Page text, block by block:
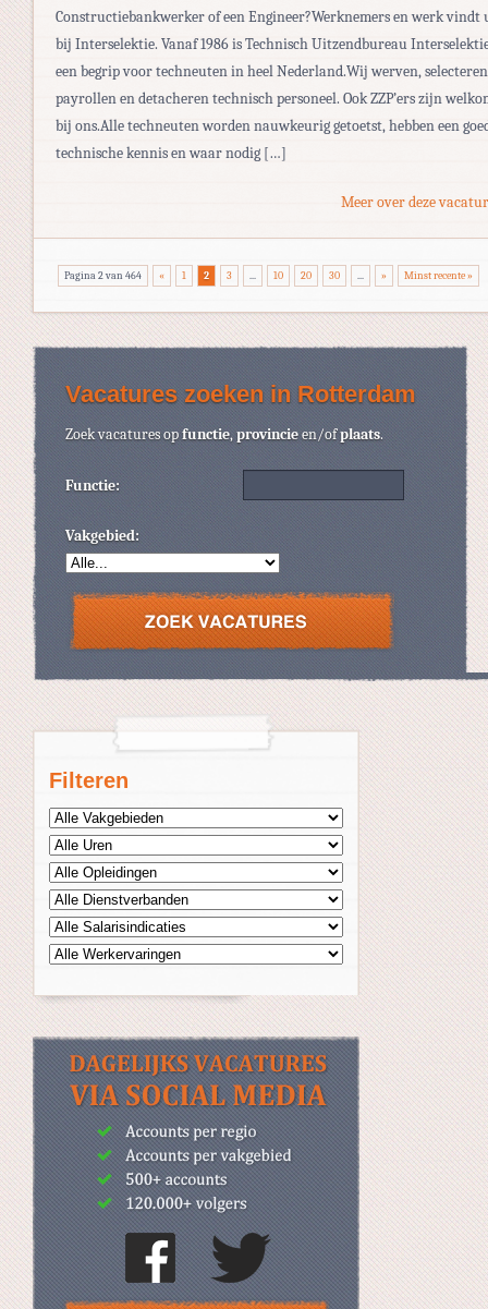
Filteren
Constructiebankwerker of een Engineer?Werknemers en werk vindt
bij Interselektie. Vanaf 1986 is Technisch Uitzendbureau
een begrip voor techneuten in heel Nederland.Wij werven,
payrollen en detacheren technisch personeel. Ook ZZP’ers zijn
bij ons.Alle techneuten worden nauwkeurig getoetst, hebben een
technische kennis en waar nodig […]
Meer over deze
Pagina 2 van 464 « 1 2 3 ... 10 20 30 ... » Minst recente »
Vacatures zoeken in Rotterdam
Zoek vacatures opfunctie,provincieen/ofplaats.
Functie:
Vakgebied: